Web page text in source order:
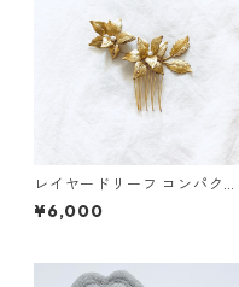
レイヤードリーフ コンパクト
ヘアコーム
¥6,000